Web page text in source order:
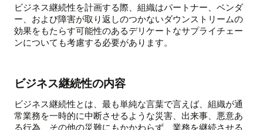
ビジネス継続性を計画する際、組織はパートナー、ベンダ
ー、および障害が取り返しのつかないダウンストリームの
効果をもたらす可能性のあるデリケートなサプライチェー
ンについても考慮する必要があります。
ビジネス継続性の内容
ビジネス継続性とは、最も単純な言葉で言えば、組織が通
常業務を一時的に中断させるような災害、出来事、悪意あ
る行為、その他の災難にもかかわらず、業務を継続させる